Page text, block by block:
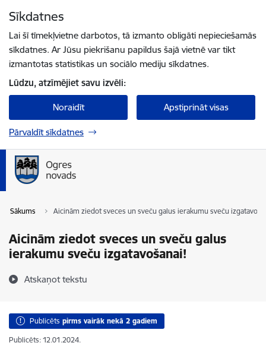
Sīkdatnes
Lai šī tīmekļvietne darbotos, tā izmanto obligāti nepieciešamās
sīkdatnes. Ar Jūsu piekrišanu papildus šajā vietnē var tikt
izmantotas statistikas un sociālo mediju sīkdatnes.
Lūdzu, atzīmējiet savu izvēli:
Noraidīt Apstiprināt visas
Pārvaldīt sīkdatnes
Sākums Aicinām ziedot sveces un sveču galus ierakumu sveču
Aicinām ziedot sveces un sveču galus
ierakumu sveču izgatavošanai!
Atskaņot tekstu
Publicēts pirms vairāk nekā 2 gadiem
Publicēts: 12.01.2024.